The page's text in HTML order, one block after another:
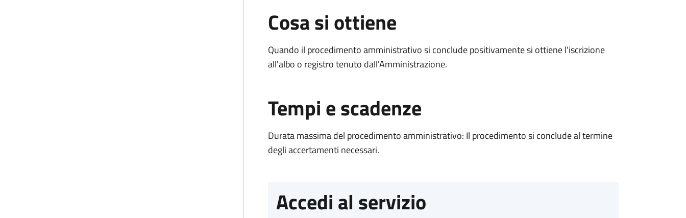
Cosa si ottiene
Quando il procedimento amministrativo si conclude positivamente si ottiene l'iscrizione
all'albo o registro tenuto dall'Amministrazione.
Tempi e scadenze
Durata massima del procedimento amministrativo: Il procedimento si conclude al termine
degli accertamenti necessari.
Accedi al servizio